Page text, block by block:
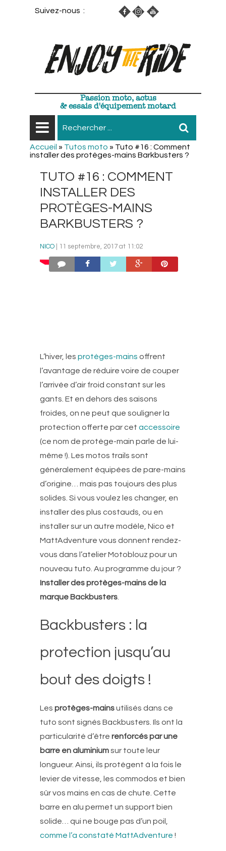
Suivez-nous :
Passion moto, actus
& essais d'équipement motard
Accueil » Tutos moto » Tuto #16 : Comment
installer des protèges-mains Barkbusters ?
TUTO #16 : COMMENT
INSTALLER DES
PROTÈGES-MAINS
BARKBUSTERS ?
NICO | 11 septembre, 2017 at 11:02
L’hiver, les protèges-mains offrent
l’avantage de réduire voire de couper
l’arrivée d’air froid constant sur les
gants. Et en dehors des saisons
froides, on ne peut que souligner la
protection offerte par cet accessoire
(ce nom de protège-main parle de lui-
même !). Les motos trails sont
généralement équipées de pare-mains
d’origine… mais pas toujours des plus
solides. Si vous voulez les changer, en
installer des plus costauds, ou en
installer sur un autre modèle, Nico et
MattAdventure vous donnent rendez-
vous dans l’atelier Motoblouz pour un
nouveau tuto. Au programme du jour ?
Installer des protèges-mains de la
marque Backbusters.
Backbusters : la
protection jusqu’au
bout des doigts !
Les protèges-mainsutilisés dans ce
tuto sont signés Backbusters. Ils ont la
particularité d’être renforcés par une
barre en aluminiumsur toute leur
longueur. Ainsi, ils protègent à la fois le
levier de vitesse, les commodos et bien
sûr vos mains en cas de chute. Cette
barre en alu permet un support bien
solide… qui ne bouge pas d’un poil,
comme l’a constaté MattAdventure !